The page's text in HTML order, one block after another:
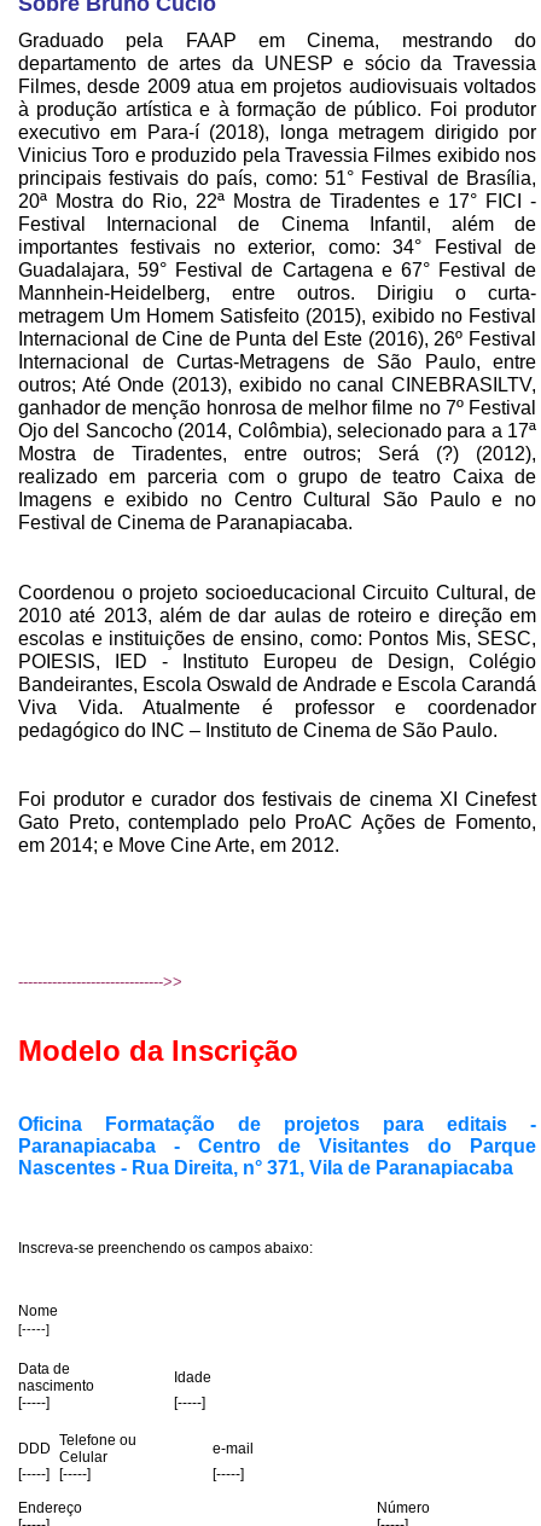
Graduado pela FAAP em Cinema, mestrando do
departamento de artes da UNESP e sócio da Travessia
Filmes, desde 2009 atua em projetos audiovisuais voltados
à produção artística e à formação de público. Foi produtor
executivo em Para-í (2018), longa metragem dirigido por
Vinicius Toro e produzido pela Travessia Filmes exibido nos
principais festivais do país, como: 51° Festival de Brasília,
20ª Mostra do Rio, 22ª Mostra de Tiradentes e 17° FICI -
Festival Internacional de Cinema Infantil, além de
importantes festivais no exterior, como: 34° Festival de
Guadalajara, 59° Festival de Cartagena e 67° Festival de
Mannhein-Heidelberg, entre outros. Dirigiu o curta-
metragem Um Homem Satisfeito (2015), exibido no Festival
Internacional de Cine de Punta del Este (2016), 26º Festival
Internacional de Curtas-Metragens de São Paulo, entre
outros; Até Onde (2013), exibido no canal CINEBRASILTV,
ganhador de menção honrosa de melhor filme no 7º Festival
Ojo del Sancocho (2014, Colômbia), selecionado para a 17ª
Mostra de Tiradentes, entre outros; Será (?) (2012),
realizado em parceria com o grupo de teatro Caixa de
Imagens e exibido no Centro Cultural São Paulo e no
Festival de Cinema de Paranapiacaba.
Coordenou o projeto socioeducacional Circuito Cultural, de
2010 até 2013, além de dar aulas de roteiro e direção em
escolas e instituições de ensino, como: Pontos Mis, SESC,
POIESIS, IED - Instituto Europeu de Design, Colégio
Bandeirantes, Escola Oswald de Andrade e Escola Carandá
Viva Vida. Atualmente é professor e coordenador
pedagógico do INC – Instituto de Cinema de São Paulo.
Foi produtor e curador dos festivais de cinema XI Cinefest
Gato Preto, contemplado pelo ProAC Ações de Fomento,
em 2014; e Move Cine Arte, em 2012.
------------------------------>>
Modelo da Inscrição
Oficina Formatação de projetos para editais -
Paranapiacaba - Centro de Visitantes do Parque
Nascentes - Rua Direita, n° 371, Vila de Paranapiacaba
Inscreva-se preenchendo os campos abaixo:
Nome
[-----]
Data de
nascimento
Idade
[-----]
[-----]
DDD Telefone ou
Celular
e-mail
[-----] [-----]
[-----]
Endereço
Número